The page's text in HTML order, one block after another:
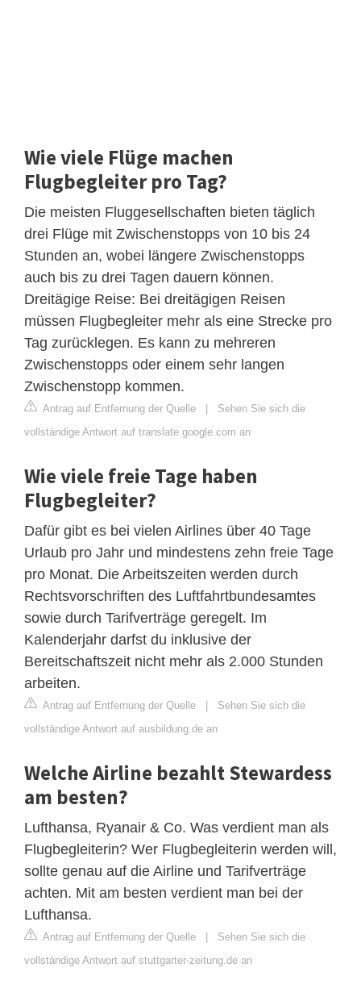
Wie viele Flüge machen
Flugbegleiter pro Tag?
Die meisten Fluggesellschaften bieten täglich
drei Flüge mit Zwischenstopps von 10 bis 24
Stunden an, wobei längere Zwischenstopps
auch bis zu drei Tagen dauern können.
Dreitägige Reise: Bei dreitägigen Reisen
müssen Flugbegleiter mehr als eine Strecke pro
Tag zurücklegen. Es kann zu mehreren
Zwischenstopps oder einem sehr langen
Zwischenstopp kommen.
Antrag auf Entfernung der Quelle | Sehen Sie sich die
vollständige Antwort auf translate.google.com an
Wie viele freie Tage haben
Flugbegleiter?
Dafür gibt es bei vielen Airlines über 40 Tage
Urlaub pro Jahr und mindestens zehn freie Tage
pro Monat. Die Arbeitszeiten werden durch
Rechtsvorschriften des Luftfahrtbundesamtes
sowie durch Tarifverträge geregelt. Im
Kalenderjahr darfst du inklusive der
Bereitschaftszeit nicht mehr als 2.000 Stunden
arbeiten.
Antrag auf Entfernung der Quelle | Sehen Sie sich die
vollständige Antwort auf ausbildung.de an
Welche Airline bezahlt Stewardess
am besten?
Lufthansa, Ryanair & Co. Was verdient man als
Flugbegleiterin? Wer Flugbegleiterin werden will,
sollte genau auf die Airline und Tarifverträge
achten. Mit am besten verdient man bei der
Lufthansa.
Antrag auf Entfernung der Quelle | Sehen Sie sich die
vollständige Antwort auf stuttgarter-zeitung.de an